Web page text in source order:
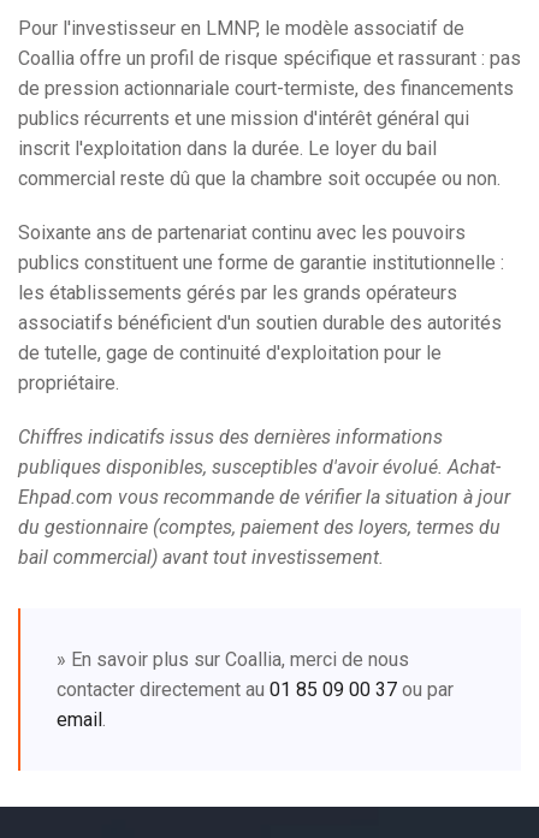
Pour l'investisseur en LMNP, le modèle associatif de
Coallia offre un profil de risque spécifique et rassurant : pas
de pression actionnariale court-termiste, des financements
publics récurrents et une mission d'intérêt général qui
inscrit l'exploitation dans la durée. Le loyer du bail
commercial reste dû que la chambre soit occupée ou non.
Soixante ans de partenariat continu avec les pouvoirs
publics constituent une forme de garantie institutionnelle :
les établissements gérés par les grands opérateurs
associatifs bénéficient d'un soutien durable des autorités
de tutelle, gage de continuité d'exploitation pour le
propriétaire.
Chiffres indicatifs issus des dernières informations
publiques disponibles, susceptibles d'avoir évolué. Achat-
Ehpad.com vous recommande de vérifier la situation à jour
du gestionnaire (comptes, paiement des loyers, termes du
bail commercial) avant tout investissement.
» En savoir plus sur Coallia, merci de nous
contacter directement au 01 85 09 00 37 ou par
email